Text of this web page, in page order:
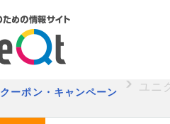
クーポン・キャンペーン ユニ